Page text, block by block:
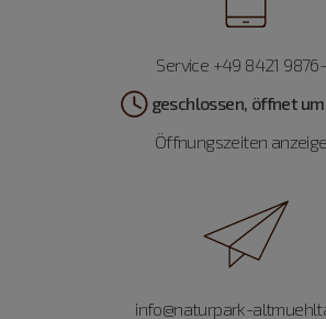
Service +49 8421
geschlossen, öffnet um
Öffnungszeiten
info@naturpark-